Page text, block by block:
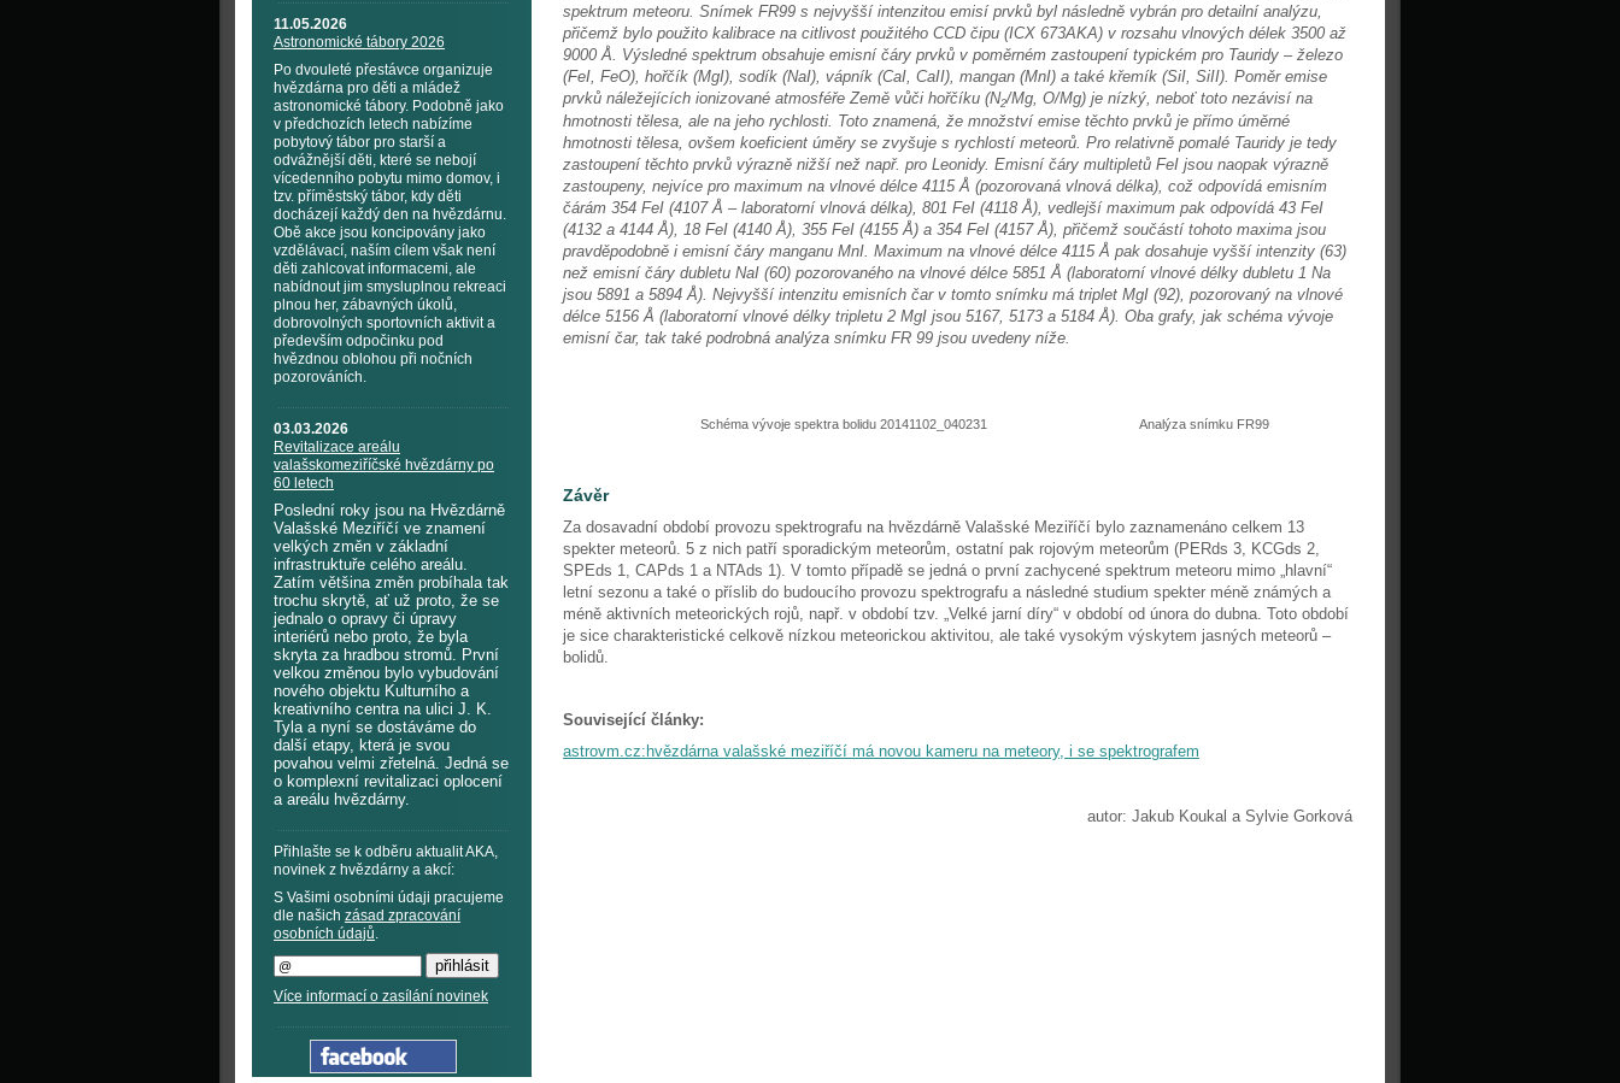
11.05.2026
Astronomické tábory 2026
Po dvouleté přestávce organizuje
hvězdárna pro děti a mládež
astronomické tábory. Podobně jako
v předchozích letech nabízíme
pobytový tábor pro starší a
odvážnější děti, které se nebojí
vícedenního pobytu mimo domov, i
tzv. příměstský tábor, kdy děti
docházejí každý den na hvězdárnu.
Obě akce jsou koncipovány jako
vzdělávací, naším cílem však není
děti zahlcovat informacemi, ale
nabídnout jim smysluplnou rekreaci
plnou her, zábavných úkolů,
dobrovolných sportovních aktivit a
především odpočinku pod
hvězdnou oblohou při nočních
pozorováních.
03.03.2026
Revitalizace areálu
valašskomeziříčské hvězdárny po
60 letech
Poslední roky jsou na Hvězdárně
Valašské Meziříčí ve znamení
velkých změn v základní
infrastruktuře celého areálu.
Zatím většina změn probíhala tak
trochu skrytě, ať už proto, že se
jednalo o opravy či úpravy
interiérů nebo proto, že byla
skryta za hradbou stromů. První
velkou změnou bylo vybudování
nového objektu Kulturního a
kreativního centra na ulici J. K.
Tyla a nyní se dostáváme do
další etapy, která je svou
povahou velmi zřetelná. Jedná se
o komplexní revitalizaci oplocení
a areálu hvězdárny.
Přihlašte se k odběru aktualit AKA,
novinek z hvězdárny a akcí:
S Vašimi osobními údaji pracujeme
dle našich zásad zpracování
osobních údajů.
Více informací o zasílání novinek
spektrum meteoru. Snímek FR99 s nejvyšší intenzitou emisí prvků byl následně vybrán pro detailní analýzu,
přičemž bylo použito kalibrace na citlivost použitého CCD čipu (ICX 673AKA) v rozsahu vlnových délek 3500 až
9000 Å. Výsledné spektrum obsahuje emisní čáry prvků v poměrném zastoupení typickém pro Tauridy – železo
(FeI, FeO), hořčík (MgI), sodík (NaI), vápník (CaI, CaII), mangan (MnI) a také křemík (SiI, SiII). Poměr emise
prvků náležejících ionizované atmosféře Země vůči hořčíku (N2/Mg, O/Mg) je nízký, neboť toto nezávisí na
hmotnosti tělesa, ale na jeho rychlosti. Toto znamená, že množství emise těchto prvků je přímo úměrné
hmotnosti tělesa, ovšem koeficient úměry se zvyšuje s rychlostí meteorů. Pro relativně pomalé Tauridy je tedy
zastoupení těchto prvků výrazně nižší než např. pro Leonidy. Emisní čáry multipletů FeI jsou naopak výrazně
zastoupeny, nejvíce pro maximum na vlnové délce 4115 Å (pozorovaná vlnová délka), což odpovídá emisním
čárám 354 FeI (4107 Å – laboratorní vlnová délka), 801 FeI (4118 Å), vedlejší maximum pak odpovídá 43 FeI
(4132 a 4144 Å), 18 FeI (4140 Å), 355 FeI (4155 Å) a 354 FeI (4157 Å), přičemž součástí tohoto maxima jsou
pravděpodobně i emisní čáry manganu MnI. Maximum na vlnové délce 4115 Å pak dosahuje vyšší intenzity (63)
než emisní čáry dubletu NaI (60) pozorovaného na vlnové délce 5851 Å (laboratorní vlnové délky dubletu 1 Na
jsou 5891 a 5894 Å). Nejvyšší intenzitu emisních čar v tomto snímku má triplet MgI (92), pozorovaný na vlnové
délce 5156 Å (laboratorní vlnové délky tripletu 2 MgI jsou 5167, 5173 a 5184 Å). Oba grafy, jak schéma vývoje
emisní čar, tak také podrobná analýza snímku FR 99 jsou uvedeny níže.
Schéma vývoje spektra bolidu 20141102_040231 Analýza snímku FR99
Závěr
Za dosavadní období provozu spektrografu na hvězdárně Valašské Meziříčí bylo zaznamenáno celkem 13
spekter meteorů. 5 z nich patří sporadickým meteorům, ostatní pak rojovým meteorům (PERds 3, KCGds 2,
SPEds 1, CAPds 1 a NTAds 1). V tomto případě se jedná o první zachycené spektrum meteoru mimo „hlavní“
letní sezonu a také o příslib do budoucího provozu spektrografu a následné studium spekter méně známých a
méně aktivních meteorických rojů, např. v období tzv. „Velké jarní díry“ v období od února do dubna. Toto období
je sice charakteristické celkově nízkou meteorickou aktivitou, ale také vysokým výskytem jasných meteorů –
bolidů.
Související články:
astrovm.cz:hvězdárna valašské meziříčí má novou kameru na meteory, i se spektrografem
autor: Jakub Koukal a Sylvie Gorková